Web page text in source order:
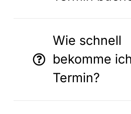
Wie schnell
bekomme
Termin?